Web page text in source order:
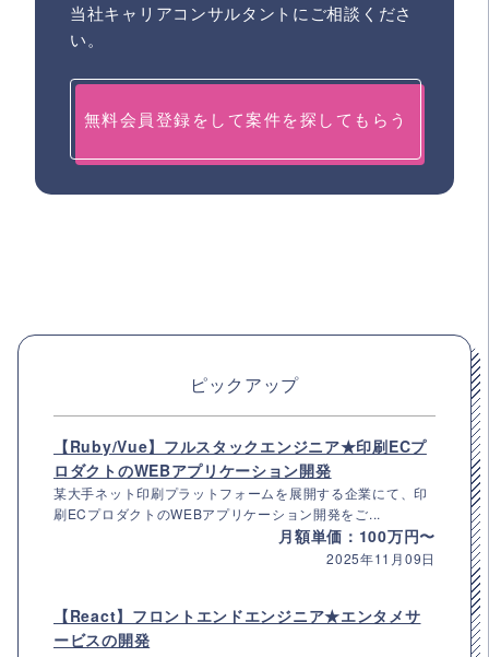
当社キャリアコンサルタントにご相談くださ
い。
無料会員登録をして案件を探してもらう
ピックアップ
【Ruby/Vue】フルスタックエンジニア★印刷ECプ
ロダクトのWEBアプリケーション開発
某大手ネット印刷プラットフォームを展開する企業にて、印
刷ECプロダクトのWEBアプリケーション開発をご...
月額単価：100万円〜
2025年11月09日
【React】フロントエンドエンジニア★エンタメサ
ービスの開発